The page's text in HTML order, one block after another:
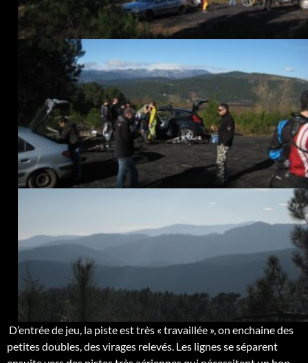
D’entrée de jeu, la piste est très « travaillée », on enchaine des
petites doubles, des virages relevés. Les lignes se séparent